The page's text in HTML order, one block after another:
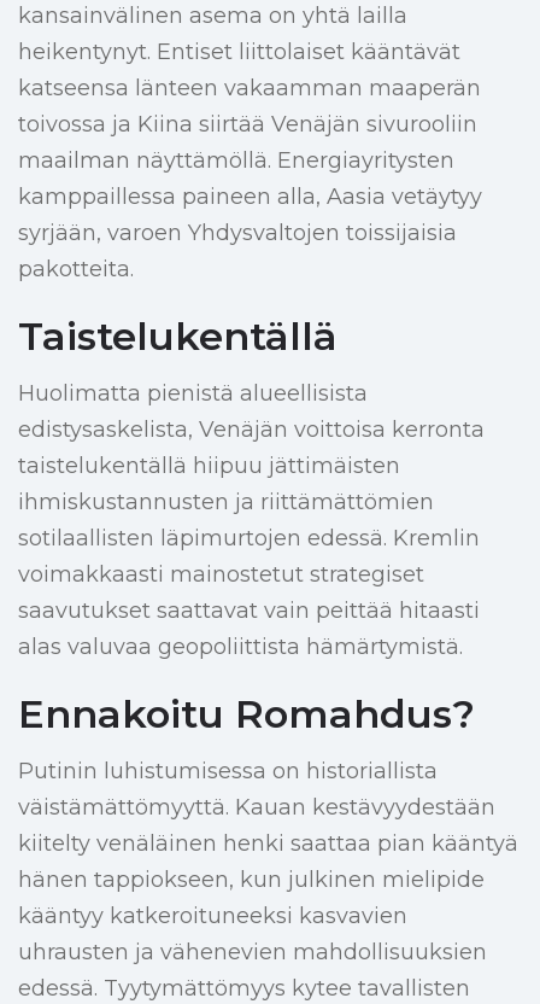
kansainvälinen asema on yhtä lailla
heikentynyt. Entiset liittolaiset kääntävät
katseensa länteen vakaamman maaperän
toivossa ja Kiina siirtää Venäjän sivurooliin
maailman näyttämöllä. Energiayritysten
kamppaillessa paineen alla, Aasia vetäytyy
syrjään, varoen Yhdysvaltojen toissijaisia
pakotteita.
Taistelukentällä
Huolimatta pienistä alueellisista
edistysaskelista, Venäjän voittoisa kerronta
taistelukentällä hiipuu jättimäisten
ihmiskustannusten ja riittämättömien
sotilaallisten läpimurtojen edessä. Kremlin
voimakkaasti mainostetut strategiset
saavutukset saattavat vain peittää hitaasti
alas valuvaa geopoliittista hämärtymistä.
Ennakoitu Romahdus?
Putinin luhistumisessa on historiallista
väistämättömyyttä. Kauan kestävyydestään
kiitelty venäläinen henki saattaa pian kääntyä
hänen tappiokseen, kun julkinen mielipide
kääntyy katkeroituneeksi kasvavien
uhrausten ja vähenevien mahdollisuuksien
edessä. Tyytymättömyys kytee tavallisten